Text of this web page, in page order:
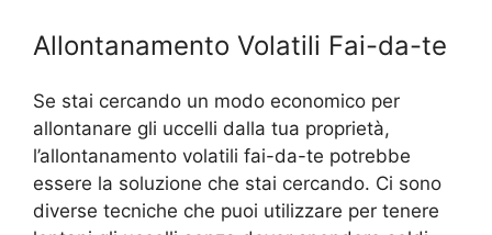
Allontanamento Volatili Fai-da-te
Se stai cercando un modo economico per
allontanare gli uccelli dalla tua proprietà,
l’allontanamento volatili fai-da-te potrebbe
essere la soluzione che stai cercando. Ci sono
diverse tecniche che puoi utilizzare per tenere